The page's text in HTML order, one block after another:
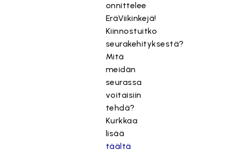
onnittelee
EräViikinkejä!
Kiinnostuitko
seurakehityksestä?
Mitä
meidän
seurassa
voitaisiin
tehdä?
Kurkkaa
lisää
täältä